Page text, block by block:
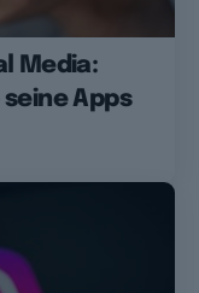
Media:
Apps